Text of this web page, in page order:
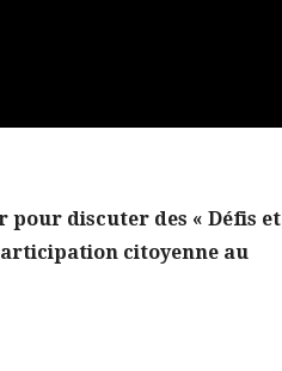
pour discuter des « Défis et
citoyenne au